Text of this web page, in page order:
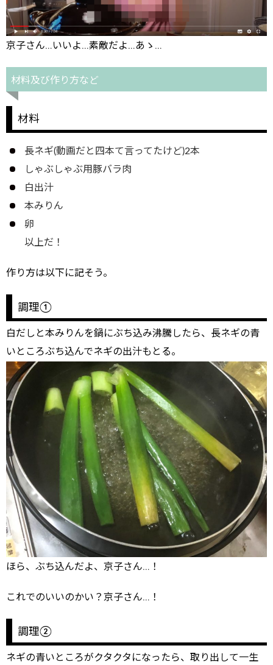
京子さん…いいよ…素敵だよ…あゝ…
材料及び作り方など
材料
長ネギ(動画だと四本て言ってたけど)2本
しゃぶしゃぶ用豚バラ肉
白出汁
本みりん
卵
以上だ！
作り方は以下に記そう。
調理①
白だしと本みりんを鍋にぶち込み沸騰したら、長ネギの青
いところぶち込んでネギの出汁もとる。
ほら、ぶち込んだよ、京子さん…！
これでのいいのかい？京子さん…！
調理②
ネギの青いところがクタクタになったら、取り出して一生